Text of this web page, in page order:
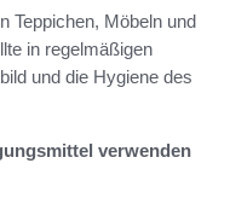
Teppichen, Möbeln und
in regelmäßigen
und die Hygiene des
verwenden